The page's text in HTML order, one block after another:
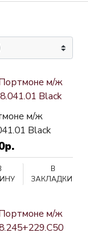
м/ж
Black
В
ЗАКЛАДКИ